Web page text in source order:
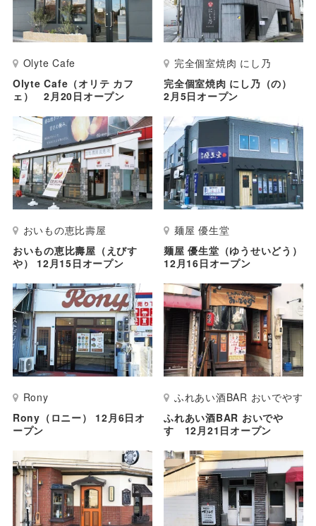
Olyte Cafe
Olyte Cafe（オリテ カフ
ェ） 2月20日オープン
完全個室焼肉 にし乃
完全個室焼肉 にし乃（の）
2月5日オープン
おいもの恵比壽屋
おいもの恵比壽屋（えびす
や） 12月15日オープン
麺屋 優生堂
麺屋 優生堂（ゆうせいどう）
12月16日オープン
Rony
Rony（ロニー） 12月6日オ
ープン
ふれあい酒BAR おいでやす
ふれあい酒BAR おいでや
す 12月21日オープン